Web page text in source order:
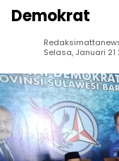
Demokrat
Selasa, Januari 21